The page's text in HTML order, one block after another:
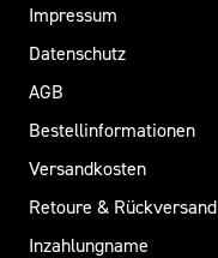
Impressum
Datenschutz
AGB
Bestellinformationen
Versandkosten
Retoure & Rückversand
Inzahlungname